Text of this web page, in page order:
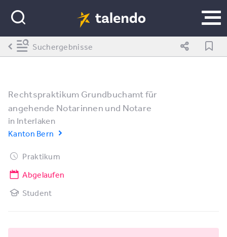
Rechtspraktikum Grundbuchamt für
angehende Notarinnen und Notare
in Interlaken
Kanton Bern
Praktikum
Abgelaufen
Student
Suchergebnisse